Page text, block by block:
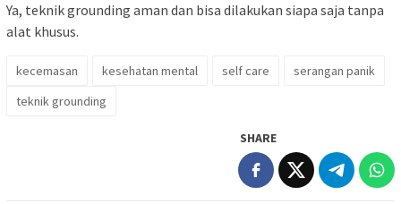
Ya, teknik grounding aman dan bisa dilakukan siapa saja tanpa
alat khusus.
kecemasan kesehatan mental self care
serangan panik
teknik grounding
SHARE